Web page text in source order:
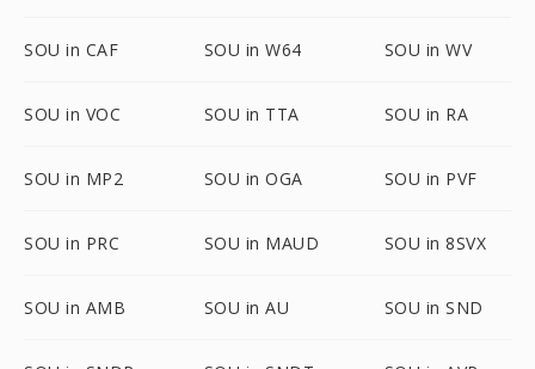
SOU in CAF SOU in W64 SOU in WV
SOU in VOC SOU in TTA SOU in RA
SOU in MP2 SOU in OGA SOU in PVF
SOU in PRC SOU in MAUD SOU in 8SVX
SOU in AMB SOU in AU SOU in SND